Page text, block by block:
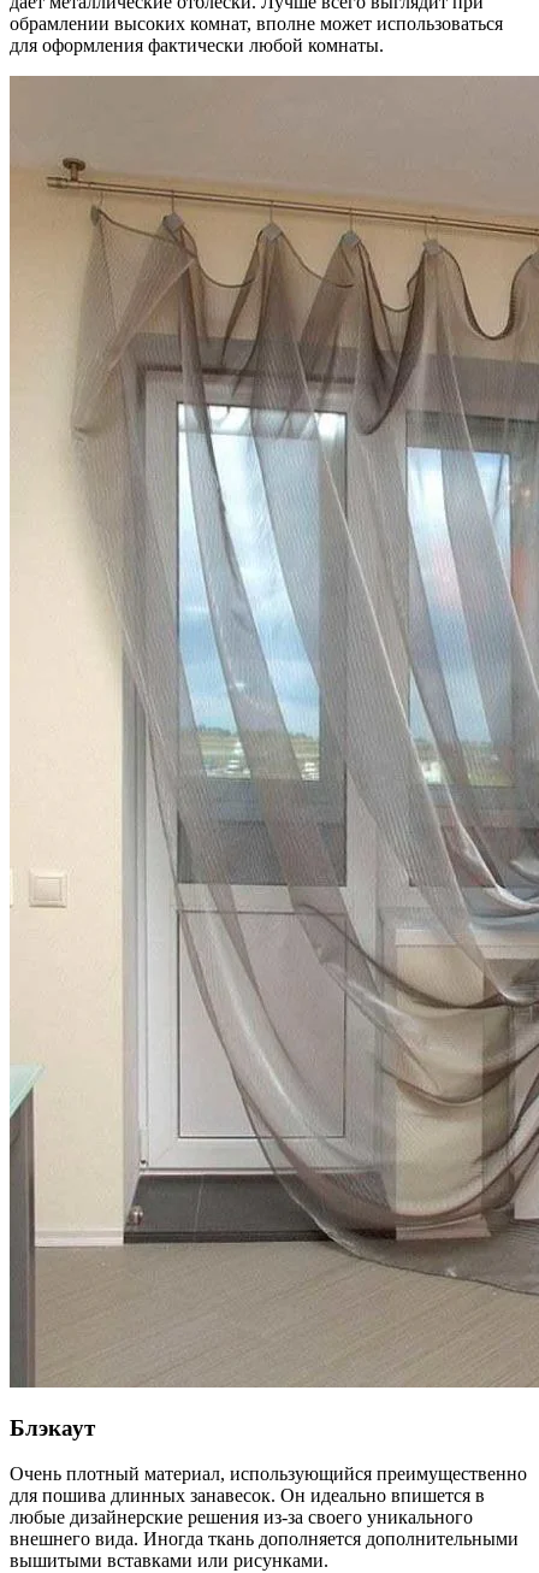
обрамлении высоких комнат, вполне может использоваться
для оформления фактически любой комнаты.
Блэкаут
Очень плотный материал, использующийся преимущественно
для пошива длинных занавесок. Он идеально впишется в
любые дизайнерские решения из-за своего уникального
внешнего вида. Иногда ткань дополняется дополнительными
вышитыми вставками или рисунками.